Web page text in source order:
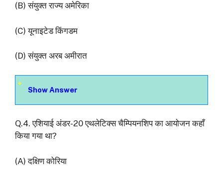
(B) संयुक्त राज्य अमेरिका
(C) यूनाइटेड किंगडम
(D) संयुक्त अरब अमीरात
Show Answer
Q.4. एशियाई अंडर-20 एथलेटिक्स चैम्पियनशिप का आयोजन कहाँ
किया गया था?
(A) दक्षिण कोरिया